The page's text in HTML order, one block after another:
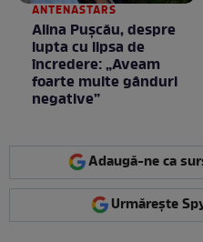
ANTENASTARS
Alina Pușcău, despre
lupta cu lipsa de
încredere: „Aveam
foarte multe gânduri
negative”
Adaugă-ne ca
Urmărește